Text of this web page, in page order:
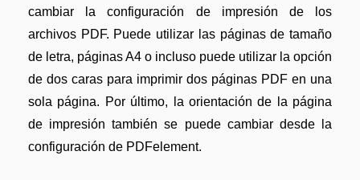
cambiar la configuración de impresión de los
archivos PDF. Puede utilizar las páginas de tamaño
de letra, páginas A4 o incluso puede utilizar la opción
de dos caras para imprimir dos páginas PDF en una
sola página. Por último, la orientación de la página
de impresión también se puede cambiar desde la
configuración de PDFelement.